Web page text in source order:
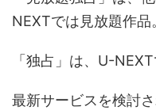
NEXTでは見放題作品
「独占」は、U-
最新サービスを検討